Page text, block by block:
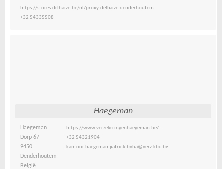
https://stores.delhaize.be/nl/proxy-delhaize-denderhoutem
+32 54335508
Haegeman
Haegeman
Dorp 67
9450
Denderhoutem
België
https://www.verzekeringenhaegeman.be/
+32 54321904
kantoor.haegeman.patrick.bvba@verz.kbc.be